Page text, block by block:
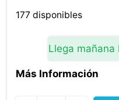
177 disponibles
Llega mañana
Más Información